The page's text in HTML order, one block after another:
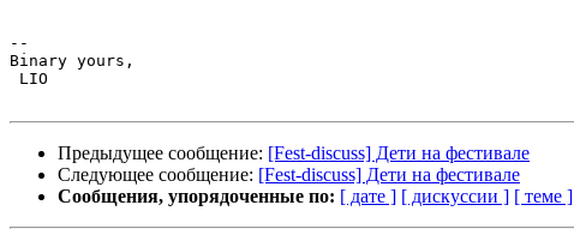
--
Binary yours,
LIO
Предыдущее сообщение: [Fest-discuss] Дети на фестивале
Следующее сообщение: [Fest-discuss] Дети на фестивале
Сообщения, упорядоченные по: [ дате ] [ дискуссии ] [ теме ]